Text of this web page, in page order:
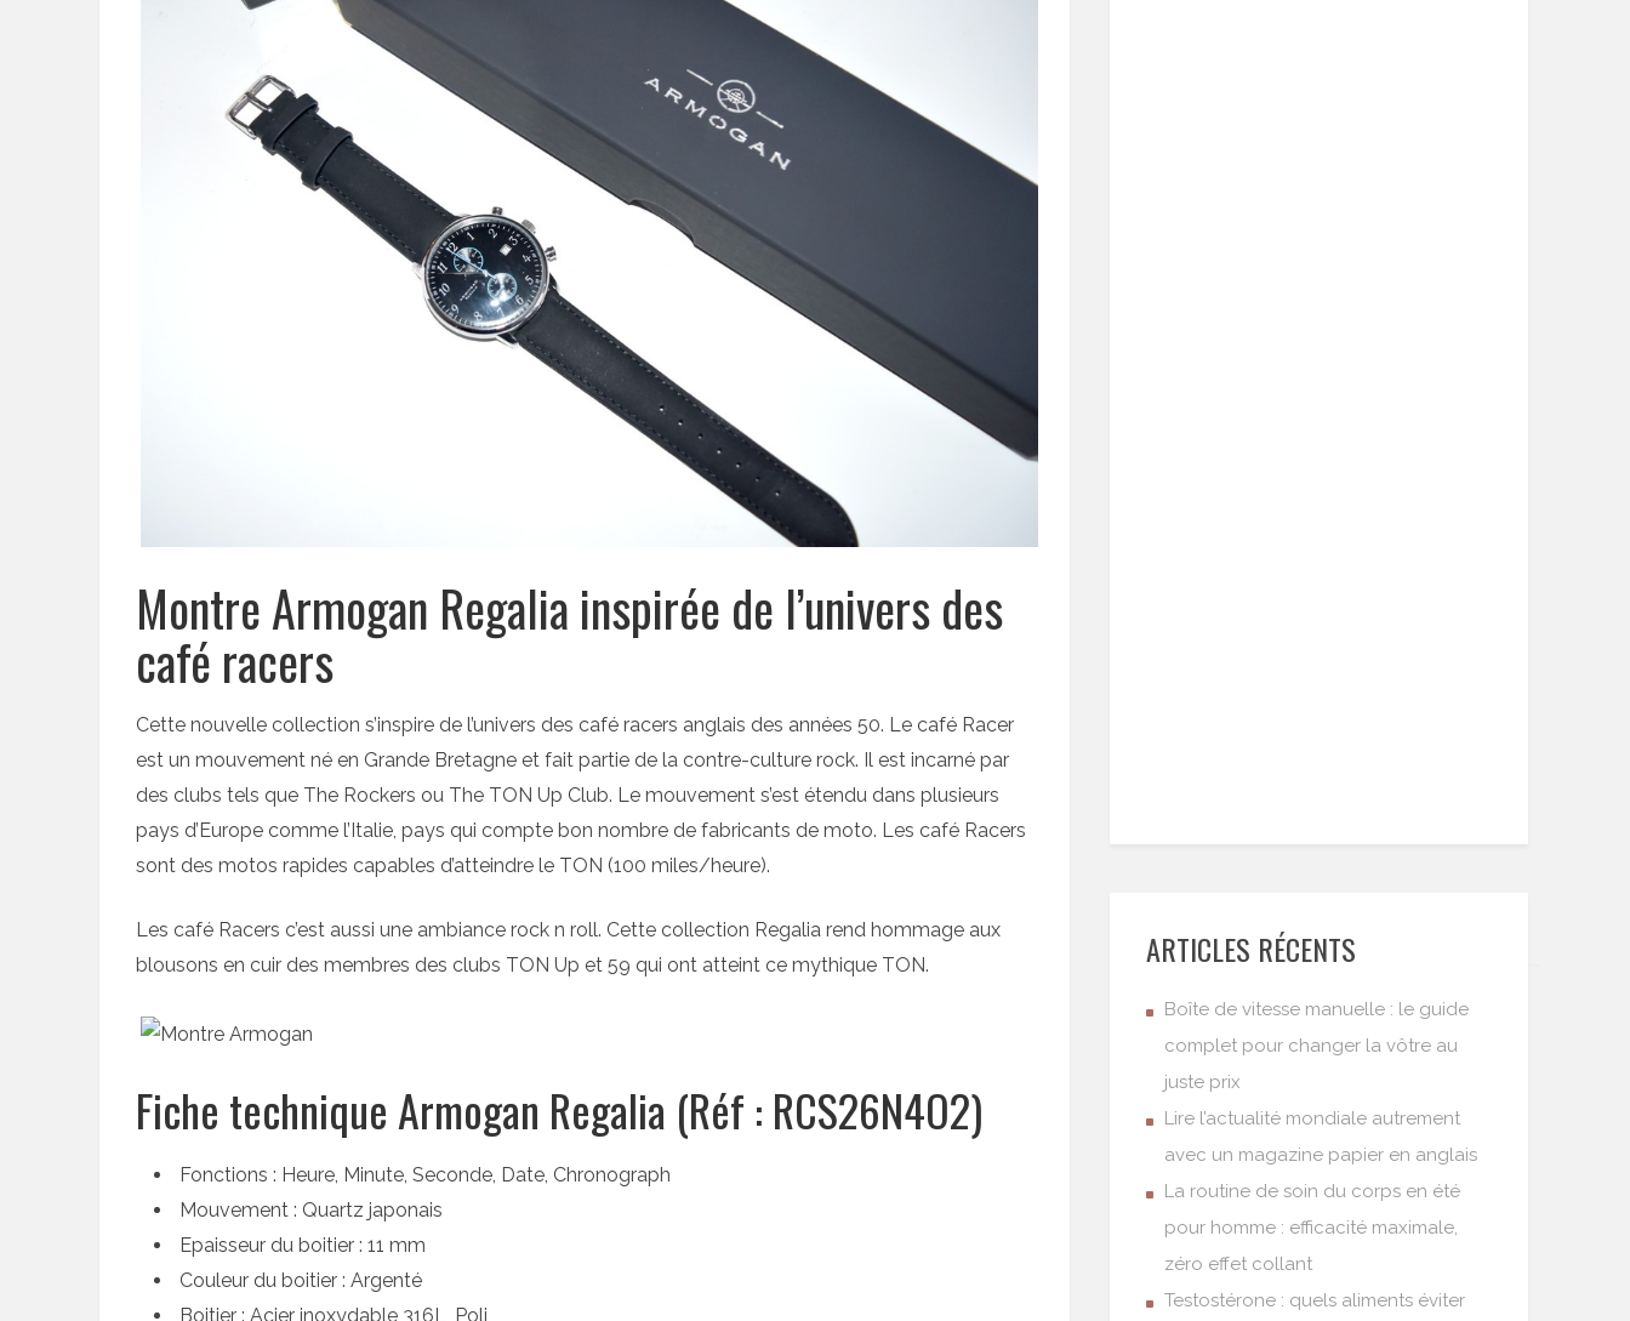
Montre Armogan Regalia inspirée de l’univers des
café racers
Cette nouvelle collection s’inspire de l’univers des café racers anglais des années 50. Le café Racer
est un mouvement né en Grande Bretagne et fait partie de la contre-culture rock. Il est incarné par
des clubs tels que The Rockers ou The TON Up Club. Le mouvement s’est étendu dans plusieurs
pays d’Europe comme l’Italie, pays qui compte bon nombre de fabricants de moto. Les café Racers
sont des motos rapides capables d’atteindre le TON (100 miles/heure).
Les café Racers c’est aussi une ambiance rock n roll. Cette collection Regalia rend hommage aux
blousons en cuir des membres des clubs TON Up et 59 qui ont atteint ce mythique TON.
Fiche technique Armogan Regalia (Réf : RCS26N4O2)
Fonctions : Heure, Minute, Seconde, Date, Chronograph
Mouvement : Quartz japonais
Epaisseur du boitier : 11 mm
Couleur du boitier : Argenté
Boitier : Acier inoxydable 316L, Poli
ARTICLES RÉCENTS
Boîte de vitesse manuelle : le guide
complet pour changer la vôtre au
juste prix
Lire l’actualité mondiale autrement
avec un magazine papier en anglais
La routine de soin du corps en été
pour homme : efficacité maximale,
zéro effet collant
Testostérone : quels aliments éviter